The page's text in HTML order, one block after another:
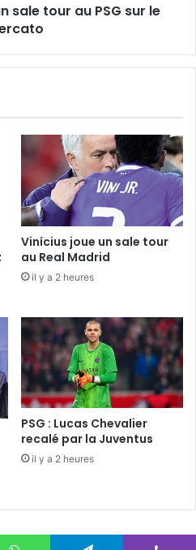
sale tour au PSG sur le
Vinícius joue un sale tour
au Real Madrid
il y a 2 heures
PSG : Lucas Chevalier
recalé par la Juventus
il y a 2 heures